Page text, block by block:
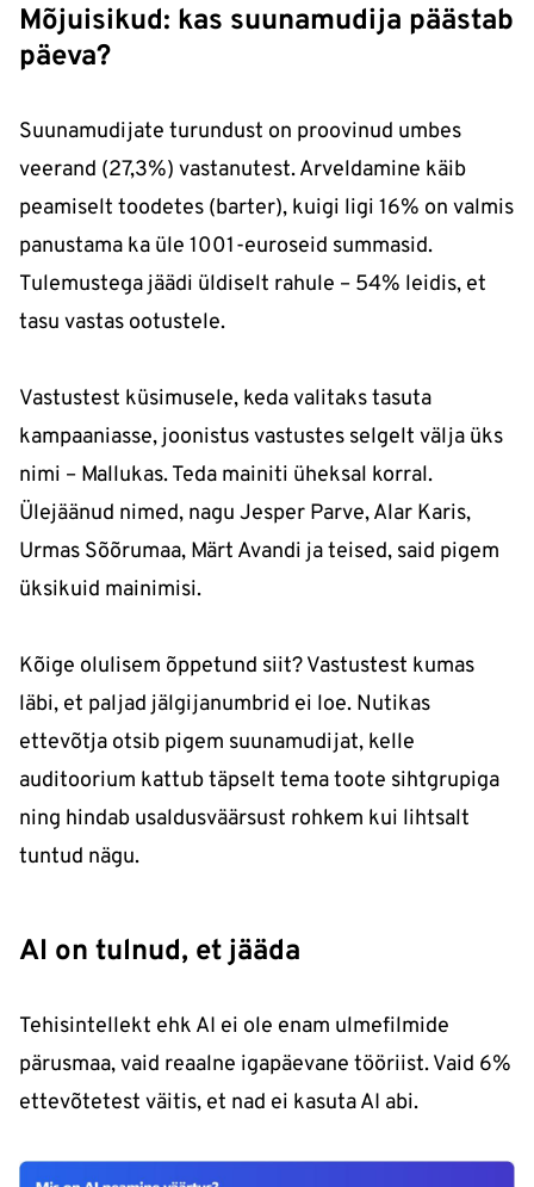
Mõjuisikud: kas suunamudija päästab
päeva?
Suunamudijate turundust on proovinud umbes
veerand (27,3%) vastanutest. Arveldamine käib
peamiselt toodetes (barter), kuigi ligi 16% on valmis
panustama ka üle 1001-euroseid summasid.
Tulemustega jäädi üldiselt rahule – 54% leidis, et
tasu vastas ootustele.
Vastustest küsimusele, keda valitaks tasuta
kampaaniasse, joonistus vastustes selgelt välja üks
nimi – Mallukas. Teda mainiti üheksal korral.
Ülejäänud nimed, nagu Jesper Parve, Alar Karis,
Urmas Sõõrumaa, Märt Avandi ja teised, said pigem
üksikuid mainimisi.
Kõige olulisem õppetund siit? Vastustest kumas
läbi, et paljad jälgijanumbrid ei loe. Nutikas
ettevõtja otsib pigem suunamudijat, kelle
auditoorium kattub täpselt tema toote sihtgrupiga
ning hindab usaldusväärsust rohkem kui lihtsalt
tuntud nägu.
AI on tulnud, et jääda
Tehisintellekt ehk AI ei ole enam ulmefilmide
pärusmaa, vaid reaalne igapäevane tööriist. Vaid 6%
ettevõtetest väitis, et nad ei kasuta AI abi.